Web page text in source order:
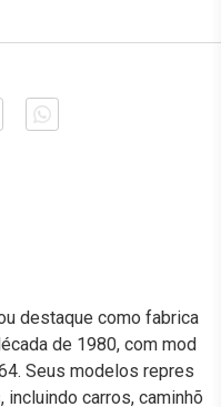
destaque como fabrica
de 1980, com mod
Seus modelos repres
carros, caminhõ